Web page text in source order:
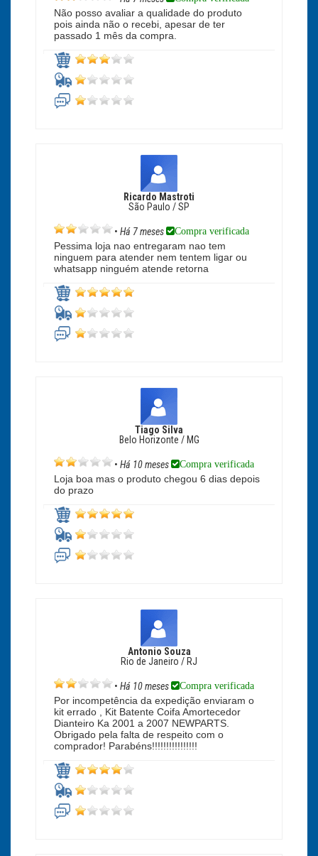
Não posso avaliar a qualidade do produto
pois ainda não o recebi, apesar de ter
passado 1 mês da compra.
Ricardo Mastroti
São Paulo / SP
• Há 7 meses Compra verificada
Pessima loja nao entregaram nao tem
ninguem para atender nem tentem ligar ou
whatsapp ninguém atende retorna
Tiago Silva
Belo Horizonte / MG
• Há 10 meses Compra verificada
Loja boa mas o produto chegou 6 dias depois
do prazo
Antonio Souza
Rio de Janeiro / RJ
• Há 10 meses Compra verificada
Por incompetência da expedição enviaram o
kit errado , Kit Batente Coifa Amortecedor
Dianteiro Ka 2001 a 2007 NEWPARTS.
Obrigado pela falta de respeito com o
comprador! Parabéns!!!!!!!!!!!!!!!!